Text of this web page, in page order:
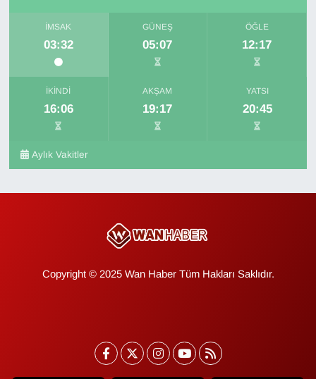
İMSAK
03:32
GÜNEŞ
05:07
ÖĞLE
12:17
İKINDI
16:06
AKŞAM
19:17
YATSI
20:45
Aylık Vakitler
Copyright © 2025 Wan Haber Tüm Hakları Saklıdır.